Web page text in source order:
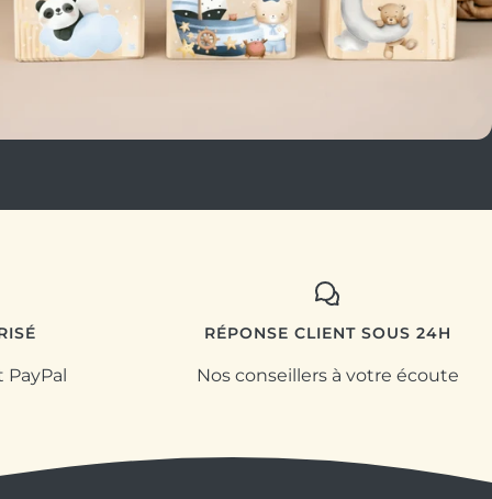
RÉPONSE CLIENT SOUS 24H
Nos conseillers à votre écoute